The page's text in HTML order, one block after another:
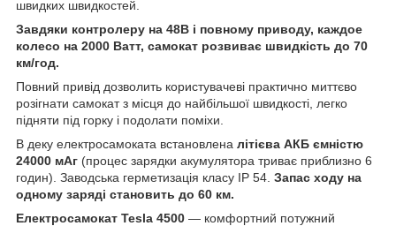
швидких швидкостей.
Завдяки контролеру на 48В і повному приводу, каждое
колесо на 2000 Ватт, самокат розвиває швидкість до 70
км/год.
Повний привід дозволить користувачеві практично миттєво
розігнати самокат з місця до найбільшої швидкості, легко
підняти під горку і подолати поміхи.
В деку електросамоката встановлена літієва АКБ ємністю
24000 мАг (процес зарядки акумулятора триває приблизно 6
годин). Заводська герметизація класу IP 54. Запас ходу на
одному заряді становить до 60 км.
Електросамокат Tesla 4500 — комфортний потужний